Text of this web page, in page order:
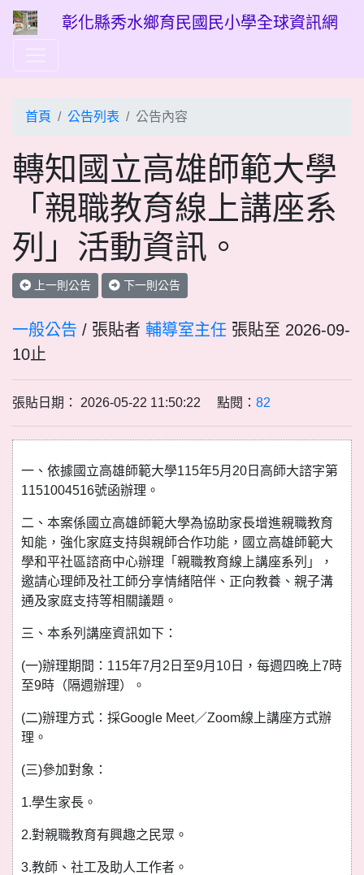
彰化縣秀水鄉育民國民小學全球資訊網
首頁 公告列表 公告內容
轉知國立高雄師範大學
「親職教育線上講座系
列」活動資訊。
上一則公告 下一則公告
一般公告 / 張貼者 輔導室主任 張貼至 2026-09-
10止
張貼日期： 2026-05-22 11:50:22 點閱： 82
一、依據國立高雄師範大學115年5月20日高師大諮字第
1151004516號函辦理。
二、本案係國立高雄師範大學為協助家長增進親職教育
知能，強化家庭支持與親師合作功能，國立高雄師範大
學和平社區諮商中心辦理「親職教育線上講座系列」，
邀請心理師及社工師分享情緒陪伴、正向教養、親子溝
通及家庭支持等相關議題。
三、本系列講座資訊如下：
(一)辦理期間：115年7月2日至9月10日，每週四晚上7時
至9時（隔週辦理）。
(二)辦理方式：採Google Meet／Zoom線上講座方式辦
理。
(三)參加對象：
1.學生家長。
2.對親職教育有興趣之民眾。
3.教師、社工及助人工作者。